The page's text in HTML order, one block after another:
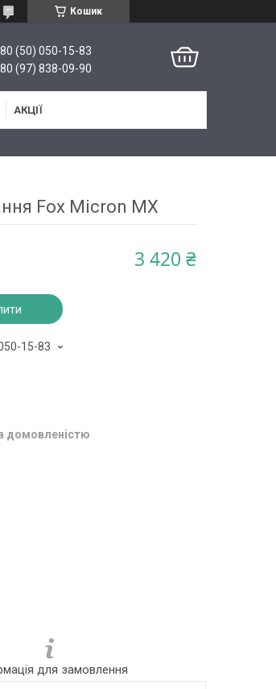
Кошик
(50) 050-15-83
(97) 838-09-90
АКЦІЇ
Fox Micron MX
3 420 ₴
15-83
домовленістю
для замовлення